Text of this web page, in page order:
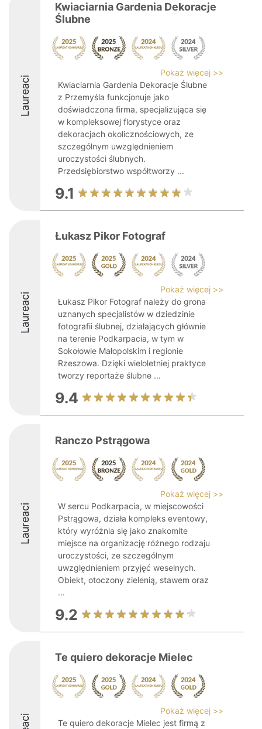
Laureaci
Kwiaciarnia Gardenia Dekoracje
Ślubne
Pokaż więcej >>
Kwiaciarnia Gardenia Dekoracje Ślubne
z Przemyśla funkcjonuje jako
doświadczona firma, specjalizująca się
w kompleksowej florystyce oraz
dekoracjach okolicznościowych, ze
szczególnym uwzględnieniem
uroczystości ślubnych.
Przedsiębiorstwo współtworzy ...
9.1
Laureaci
Łukasz Pikor Fotograf
Pokaż więcej >>
Łukasz Pikor Fotograf należy do grona
uznanych specjalistów w dziedzinie
fotografii ślubnej, działających głównie
na terenie Podkarpacia, w tym w
Sokołowie Małopolskim i regionie
Rzeszowa. Dzięki wieloletniej praktyce
tworzy reportaże ślubne ...
9.4
Laureaci
Ranczo Pstrągowa
Pokaż więcej >>
W sercu Podkarpacia, w miejscowości
Pstrągowa, działa kompleks eventowy,
który wyróżnia się jako znakomite
miejsce na organizację różnego rodzaju
uroczystości, ze szczególnym
uwzględnieniem przyjęć weselnych.
Obiekt, otoczony zielenią, stawem oraz
...
9.2
Te quiero dekoracje Mielec
Pokaż więcej >>
Te quiero dekoracje Mielec jest firmą z